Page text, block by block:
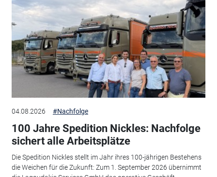
04.08.2026 #Nachfolge
100 Jahre Spedition Nickles: Nachfolge
sichert alle Arbeitsplätze
Die Spedition Nickles stellt im Jahr ihres 100-jährigen Bestehens
die Weichen für die Zukunft: Zum 1. September 2026 übernimmt